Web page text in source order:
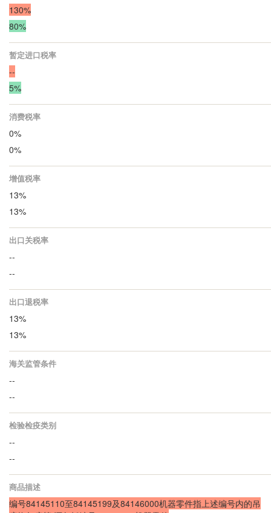
130%
80%
暂定进口税率
--
5%
消费税率
0%
0%
增值税率
13%
13%
出口关税率
--
--
出口退税率
13%
13%
海关监管条件
--
--
检验检疫类别
--
--
商品描述
编号84145110至84145199及84146000机器零件指上述编号内的吊